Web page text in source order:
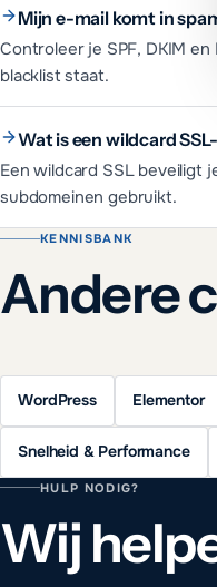
Mijn e-mail komt in
Controleer je SPF, DKIM
blacklist staat.
Wat is een wildcard
Een wildcard SSL beveiligt
subdomeinen gebruikt.
KENNISBANK
Andere
WordPress Elementor
Snelheid & Performance
HULP NODIG?
Wij